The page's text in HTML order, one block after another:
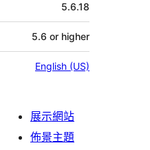
5.6.18
5.6 or higher
English (US)
展示網站
佈景主題